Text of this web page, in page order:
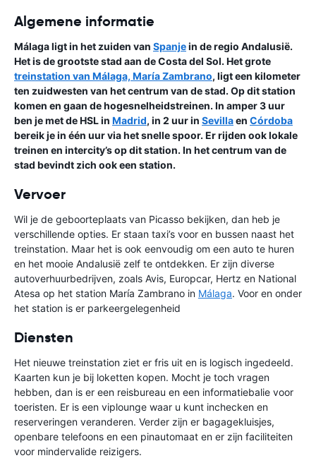
Algemene informatie
Málaga ligt in het zuiden van Spanjein de regio Andalusië.
Het is de grootste stad aan de Costa del Sol. Het grote
treinstation van Málaga, María Zambrano, ligt een kilometer
ten zuidwesten van het centrum van de stad. Op dit station
komen en gaan de hogesnelheidstreinen. In amper 3 uur
ben je met de HSL in Madrid, in 2 uur in Sevillaen Córdoba
bereik je in één uur via het snelle spoor. Er rijden ook lokale
treinen en intercity’s op dit station. In het centrum van de
stad bevindt zich ook een station.
Vervoer
Wil je de geboorteplaats van Picasso bekijken, dan heb je
verschillende opties. Er staan taxi’s voor en bussen naast het
treinstation. Maar het is ook eenvoudig om een auto te huren
en het mooie Andalusië zelf te ontdekken. Er zijn diverse
autoverhuurbedrijven, zoals Avis, Europcar, Hertz en National
Atesa op het station María Zambrano in Málaga. Voor en onder
het station is er parkeergelegenheid
Diensten
Het nieuwe treinstation ziet er fris uit en is logisch ingedeeld.
Kaarten kun je bij loketten kopen. Mocht je toch vragen
hebben, dan is er een reisbureau en een informatiebalie voor
toeristen. Er is een viplounge waar u kunt inchecken en
reserveringen veranderen. Verder zijn er bagagekluisjes,
openbare telefoons en een pinautomaat en er zijn faciliteiten
voor mindervalide reizigers.